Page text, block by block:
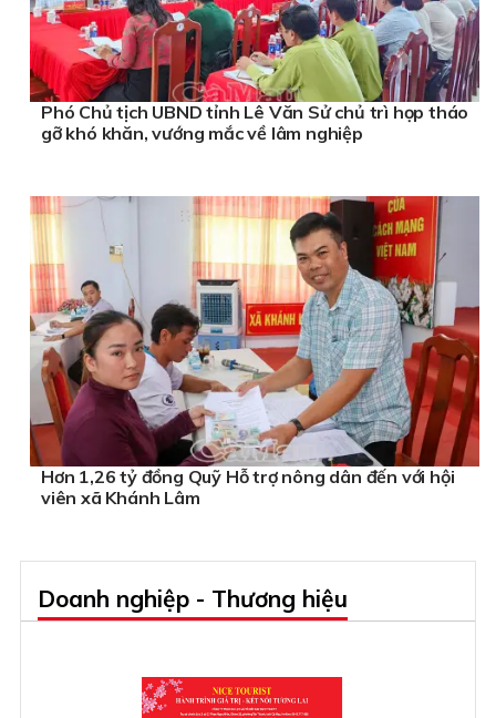
Phó Chủ tịch UBND tỉnh Lê Văn Sử chủ trì họp tháo
gỡ khó khăn, vướng mắc về lâm nghiệp
Hơn 1,26 tỷ đồng Quỹ Hỗ trợ nông dân đến với hội
viên xã Khánh Lâm
Doanh nghiệp - Thương hiệu